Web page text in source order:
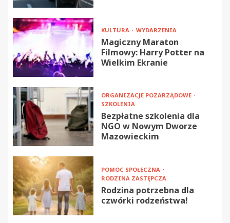
KULTURA WYDARZENIA
Magiczny Maraton
Filmowy: Harry Potter na
Wielkim Ekranie
ORGANIZACJE POZARZĄDOWE
SZKOLENIA
Bezpłatne szkolenia dla
NGO w Nowym Dworze
Mazowieckim
POMOC SPOŁECZNA
RODZINA ZASTĘPCZA
Rodzina potrzebna dla
czwórki rodzeństwa!